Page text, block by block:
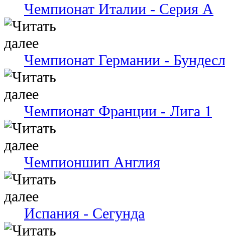
Чемпионат Италии - Серия А
Чемпионат Германии -
Чемпионат Франции - Лига 1
Чемпионшип Англия
Испания - Сегунда